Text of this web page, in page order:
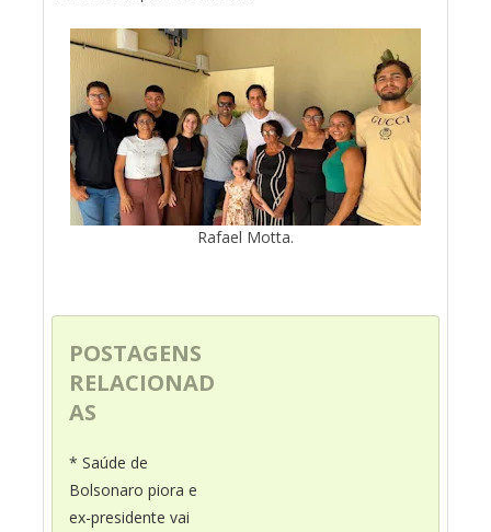
Rafael Motta.
POSTAGENS
RELACIONAD
AS
* Saúde de
Bolsonaro piora e
ex-presidente vai